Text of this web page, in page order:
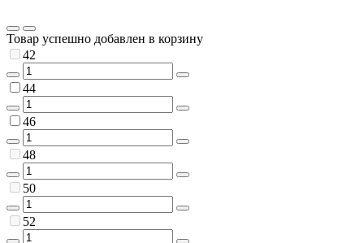
Товар успешно добавлен в корзину
42
44
46
48
50
52